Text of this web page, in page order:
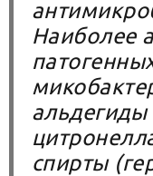
Наиболее
альдегиды
спирты